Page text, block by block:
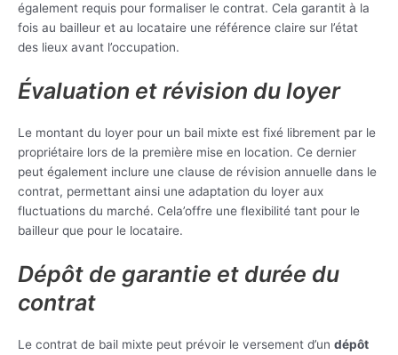
également requis pour formaliser le contrat. Cela garantit à la
fois au bailleur et au locataire une référence claire sur l’état
des lieux avant l’occupation.
Évaluation et révision du loyer
Le montant du loyer pour un bail mixte est fixé librement par le
propriétaire lors de la première mise en location. Ce dernier
peut également inclure une clause de révision annuelle dans le
contrat, permettant ainsi une adaptation du loyer aux
fluctuations du marché. Cela’offre une flexibilité tant pour le
bailleur que pour le locataire.
Dépôt de garantie et durée du
contrat
Le contrat de bail mixte peut prévoir le versement d’un dépôt